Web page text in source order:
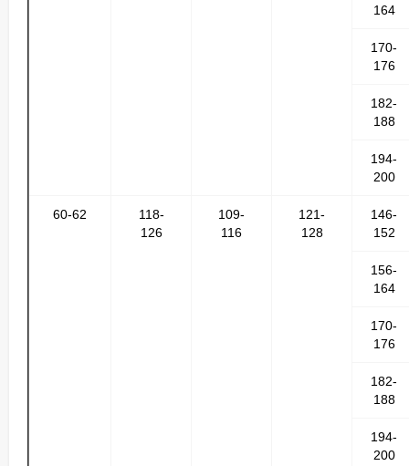
164
170-
176
182-
188
194-
200
60-62
118-
126
109-
116
121-
128
146-
152
156-
164
170-
176
182-
188
194-
200